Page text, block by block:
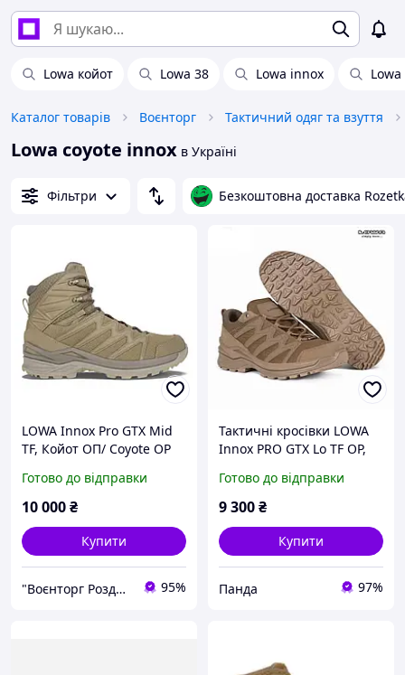
Lowa койот Lowa 38 Lowa innox
Каталог товарів Воєнторг Тактичний одяг та взуття
Lowa coyote innox в Україні
Фільтри Безкоштовна доставка
LOWA Innox Pro GTX Mid
TF, Койот ОП/ Coyote OP
Готово до відправки
10 000₴
Купити
"Воєнторг Роздріб/Опт": На варті вашої безпеки! 95%
Тактичні кросівки LOWA
Innox PRO GTX Lo TF OP,
Готово до відправки
9 300₴
Купити
Панда 97%